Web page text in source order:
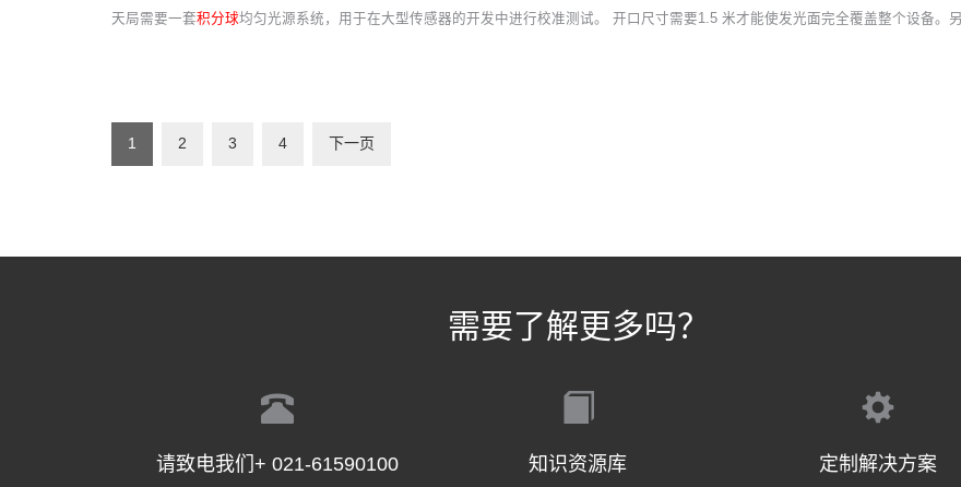
天局需要一套积分球均匀光源系统，用于在大型传感器的开发中进行校准测试。 开口尺寸需要1.5 米才能使发光面完全覆盖整个设备。
1 2 3 4 下一页
需要了解更多吗？
请致电我们+ 021-61590100 知识资源库 定制解决方案